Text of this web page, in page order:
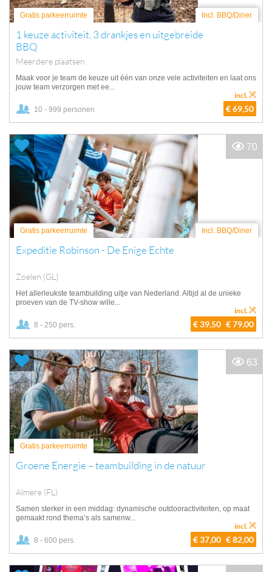
Gratis parkeerruimte Incl. BBQ/Diner
1 keuze activiteit, 3 drankjes en uitgebreide
BBQ
Meerdere plaatsen
Maak voor je team de keuze uit één van onze vele activiteiten en laat ons
jouw team verzorgen met ee...
10 - 999 personen € 69,50
incl.
Gratis parkeerruimte Incl. BBQ/Diner
Expeditie Robinson - De Enige Echte
Zoelen (GL)
Het allerleukste teambuilding uitje van Nederland. Altijd al de unieke
proeven van de TV-show wille...
8 - 250 pers. € 39,50 € 79,00
incl.
70
Gratis parkeerruimte
Groene Energie – teambuilding in de natuur
Almere (FL)
Samen sterker in een middag: dynamische outdooractiviteiten, op maat
gemaakt rond thema’s als samenw...
8 - 600 pers. € 37,00 € 82,00
incl.
63